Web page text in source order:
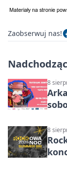
Zaobserwuj nas!
8
8